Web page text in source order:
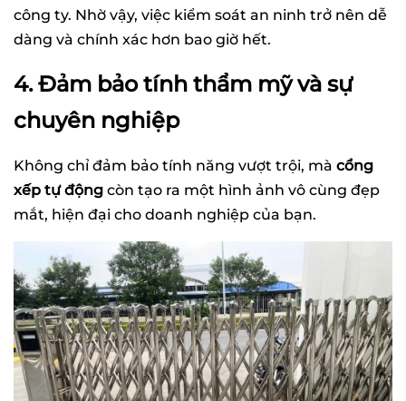
công ty. Nhờ vậy, việc kiểm soát an ninh trở nên dễ
dàng và chính xác hơn bao giờ hết.
4. Đảm bảo tính thẩm mỹ và sự
chuyên nghiệp
Không chỉ đảm bảo tính năng vượt trội, mà cổng
xếp tự động còn tạo ra một hình ảnh vô cùng đẹp
mắt, hiện đại cho doanh nghiệp của bạn.